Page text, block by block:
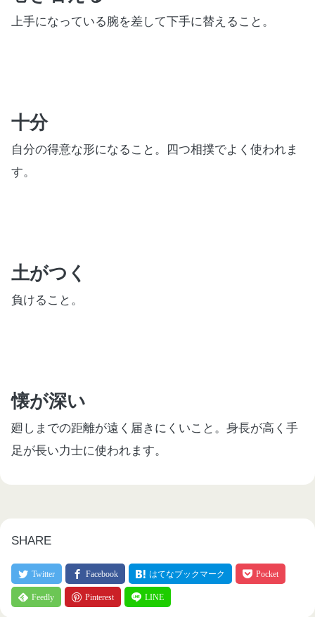
上手になっている腕を差して下手に替えること。
十分
自分の得意な形になること。四つ相撲でよく使われま
す。
土がつく
負けること。
懐が深い
廻しまでの距離が遠く届きにくいこと。身長が高く手
足が長い力士に使われます。
SHARE